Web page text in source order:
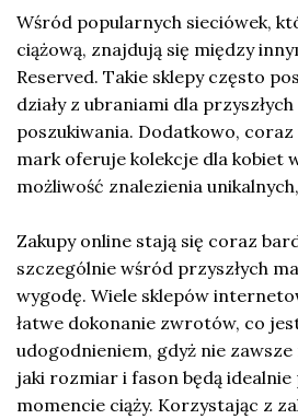
Wśród popularnych sieciówek,
ciążową, znajdują się między
Reserved. Takie sklepy często
działy z ubraniami dla
poszukiwania. Dodatkowo,
mark oferuje kolekcje dla kobiet
możliwość znalezienia
Zakupy online stają się coraz
szczególnie wśród przyszłych
wygodę. Wiele sklepów
łatwe dokonanie zwrotów, co
udogodnieniem, gdyż nie
jaki rozmiar i fason będą idealnie
momencie ciąży. Korzystając z